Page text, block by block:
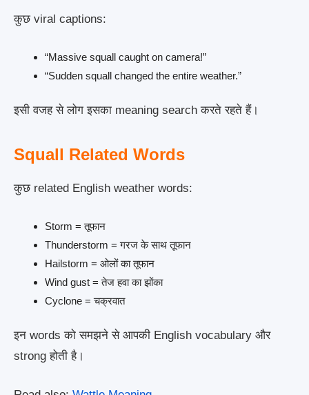
कुछ viral captions:
“Massive squall caught on camera!”
“Sudden squall changed the entire weather.”
इसी वजह से लोग इसका meaning search करते रहते हैं।
Squall Related Words
कुछ related English weather words:
Storm = तूफान
Thunderstorm = गरज के साथ तूफान
Hailstorm = ओलों का तूफान
Wind gust = तेज हवा का झोंका
Cyclone = चक्रवात
इन words को समझने से आपकी English vocabulary और
strong होती है।